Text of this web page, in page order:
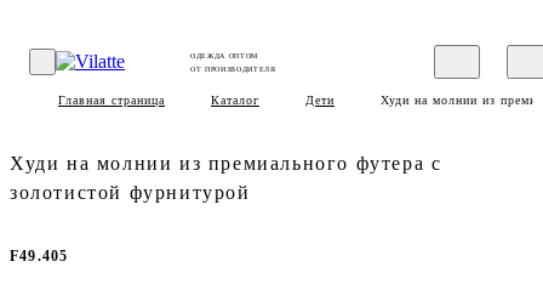
ОДЕЖДА ОПТОМ
ОТ ПРОИЗВОДИТЕЛЯ
Главная страница Каталог Дети Худи на молнии из
Худи на молнии из премиального футера с
золотистой фурнитурой
F49.405